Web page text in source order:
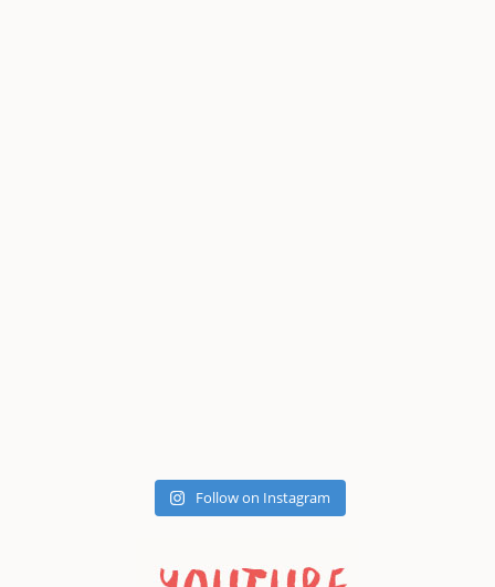
Follow on Instagram